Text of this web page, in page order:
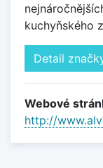
kuchyňského
Detail
Webové
http://